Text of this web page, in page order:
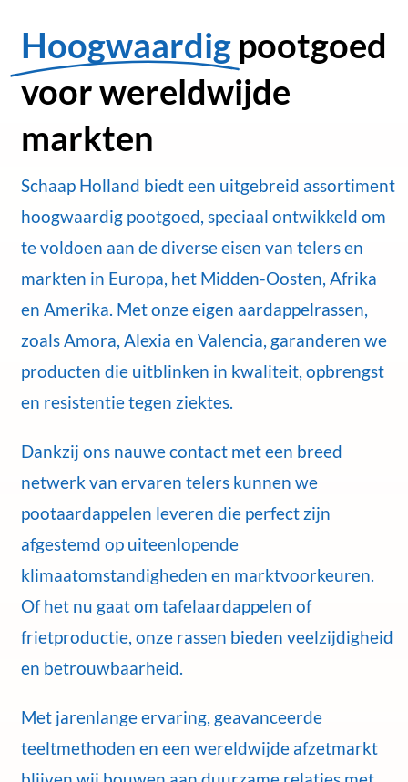
Hoogwaardig pootgoed
voor wereldwijde
markten
Schaap Holland biedt een uitgebreid assortiment
hoogwaardig pootgoed, speciaal ontwikkeld om
te voldoen aan de diverse eisen van telers en
markten in Europa, het Midden-Oosten, Afrika
en Amerika. Met onze eigen aardappelrassen,
zoals Amora, Alexia en Valencia, garanderen we
producten die uitblinken in kwaliteit, opbrengst
en resistentie tegen ziektes.
Dankzij ons nauwe contact met een breed
netwerk van ervaren telers kunnen we
pootaardappelen leveren die perfect zijn
afgestemd op uiteenlopende
klimaatomstandigheden en marktvoorkeuren.
Of het nu gaat om tafelaardappelen of
frietproductie, onze rassen bieden veelzijdigheid
en betrouwbaarheid.
Met jarenlange ervaring, geavanceerde
teeltmethoden en een wereldwijde afzetmarkt